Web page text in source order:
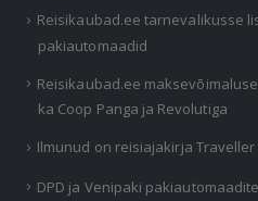
Reisikaubad.ee tarnevalikusse
pakiautomaadid
Reisikaubad.ee
ka Coop Panga ja Revolutiga
Ilmunud on reisiajakirja
DPD ja Venipaki